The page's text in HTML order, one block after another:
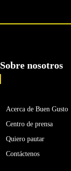
Sobre nosotros
Acerca de Buen Gusto
Centro de prensa
Quiero pautar
Contáctenos